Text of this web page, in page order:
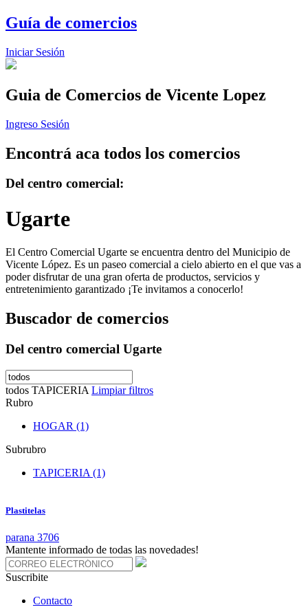
Guía de comercios
Iniciar Sesión
Guia de Comercios de Vicente Lopez
Ingreso Sesión
Encontrá aca todos los comercios
Del centro comercial:
Ugarte
El Centro Comercial Ugarte se encuentra dentro del Municipio de
Vicente López. Es un paseo comercial a cielo abierto en el que vas a
poder disfrutar de una gran oferta de productos, servicios y
entretenimiento garantizado ¡Te invitamos a conocerlo!
Buscador de comercios
Del centro comercial Ugarte
todos TAPICERIA Limpiar filtros
Rubro
HOGAR (1)
Subrubro
TAPICERIA (1)
Plastitelas
parana 3706
Mantente informado de todas las novedades!
Suscribite
Contacto